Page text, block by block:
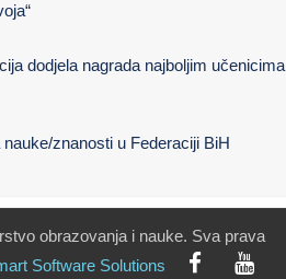
dodjela nagrada najboljim
znanosti u Federaciji BiH
obrazovanja i nauke. Sva prava
Software Solutions